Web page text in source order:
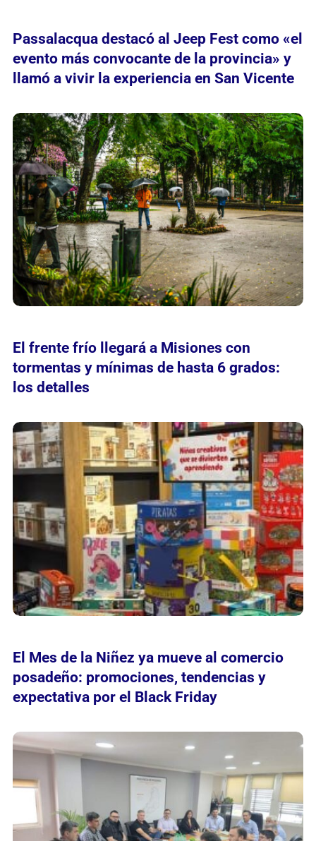
Passalacqua destacó al Jeep Fest como «el
evento más convocante de la provincia» y
llamó a vivir la experiencia en San Vicente
El frente frío llegará a Misiones con
tormentas y mínimas de hasta 6 grados:
los detalles
El Mes de la Niñez ya mueve al comercio
posadeño: promociones, tendencias y
expectativa por el Black Friday